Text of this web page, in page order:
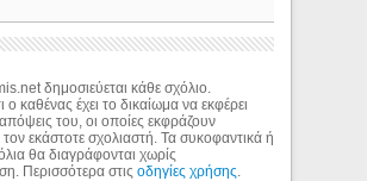
δημοσιεύεται κάθε σχόλιο.
καθένας έχει το δικαίωμα να εκφέρει
του, οι οποίες εκφράζουν
τον εκάστοτε σχολιαστή. Τα συκοφαντικά ή
θα διαγράφονται χωρίς
Περισσότερα στιςοδηγίες χρήσης